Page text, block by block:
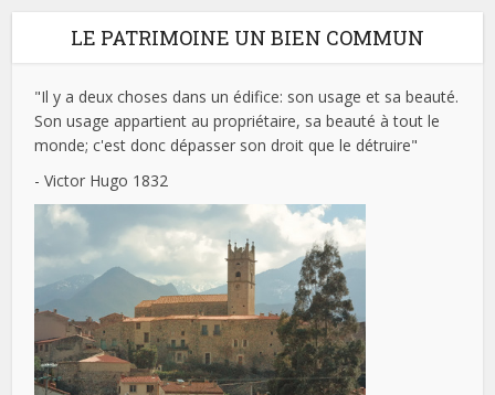
LE PATRIMOINE UN BIEN COMMUN
"Il y a deux choses dans un édifice: son usage et sa beauté.
Son usage appartient au propriétaire, sa beauté à tout le
monde; c'est donc dépasser son droit que le détruire"
- Victor Hugo 1832